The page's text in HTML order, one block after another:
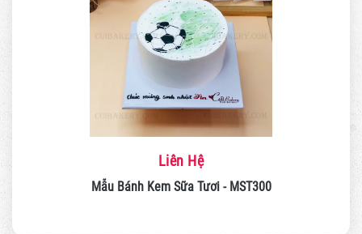
Liên Hệ
Mẫu Bánh Kem Sữa Tươi - MST300